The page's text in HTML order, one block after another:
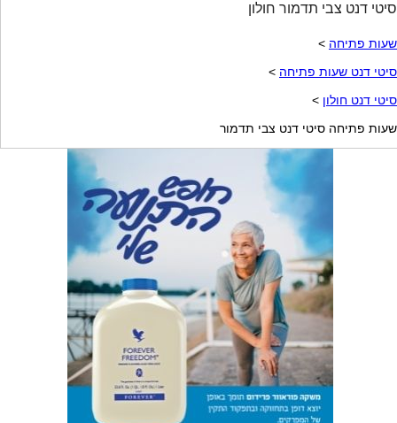
סיטי דנט צבי תדמור חולון
שעות פתיחה >
סיטי דנט שעות פתיחה >
סיטי דנט חולון >
שעות פתיחה סיטי דנט צבי תדמור